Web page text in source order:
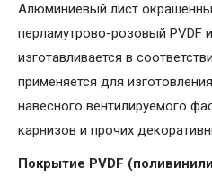
Алюминиевый лист
перламутрово-розовый PVDF
изготавливается в
применяется для
навесного вентилируемого
карнизов и прочих
Покрытие PVDF